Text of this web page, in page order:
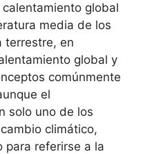
global
media de los
terrestre, en
global y
comúnmente
el
solo uno de los
climático,
para referirse a la